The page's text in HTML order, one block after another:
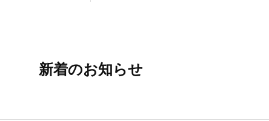
新着のお知らせ